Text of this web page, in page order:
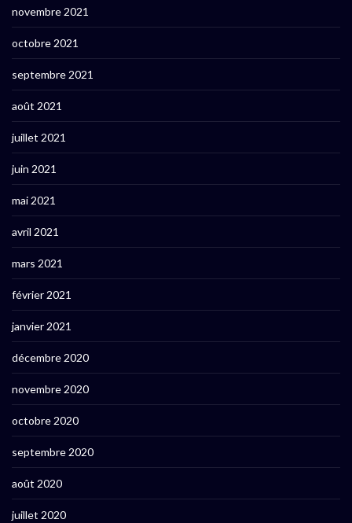
novembre 2021
octobre 2021
septembre 2021
août 2021
juillet 2021
juin 2021
mai 2021
avril 2021
mars 2021
février 2021
janvier 2021
décembre 2020
novembre 2020
octobre 2020
septembre 2020
août 2020
juillet 2020